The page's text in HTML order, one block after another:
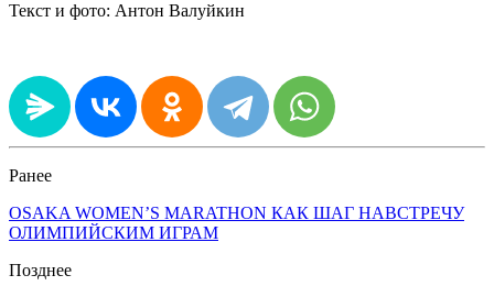
Текст и фото: Антон Валуйкин
Ранее
OSAKA WOMEN’S MARATHON КАК ШАГ НАВСТРЕЧУ
ОЛИМПИЙСКИМ ИГРАМ
Позднее